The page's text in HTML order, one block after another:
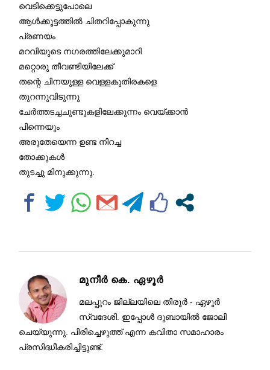
വെടിക്കെട്ടുപോലെ
ആൾക്കൂട്ടത്തിൽ ചിതറിപ്പോകുന്നു
പ്രണയം
മറവിയുടെ നഗരത്തിലേക്കുമാറി
മറ്റൊരു തീവണ്ടിയിലേക്ക്
തന്റെ ചിനയുള്ള വെള്ളകുതിരകളെ
തുറന്നുവിടുന്നു
ചേർത്തടച്ചചുണ്ടുകളിലേക്കുന്നം വെയ്ക്കാൻ
പിന്നെയും
അരുതേയെന്ന ഉണ്ട നിറച്ച
തോക്കുകൾ
തുടച്ചു മിനുക്കുന്നു.
മുനീർ കെ. ഏഴൂർ
മലപ്പുറം ജില്ലയിലെ തിരൂർ - ഏഴൂർ
സ്വദേശി. ഇപ്പോൾ ദുബായിൽ ജോലി
ചെയ്യുന്നു. പിരിച്ചെഴുത്ത് എന്ന കവിതാ സമാഹാരം
പ്രസിദ്ധീകരിച്ചിട്ടുണ്ട്.